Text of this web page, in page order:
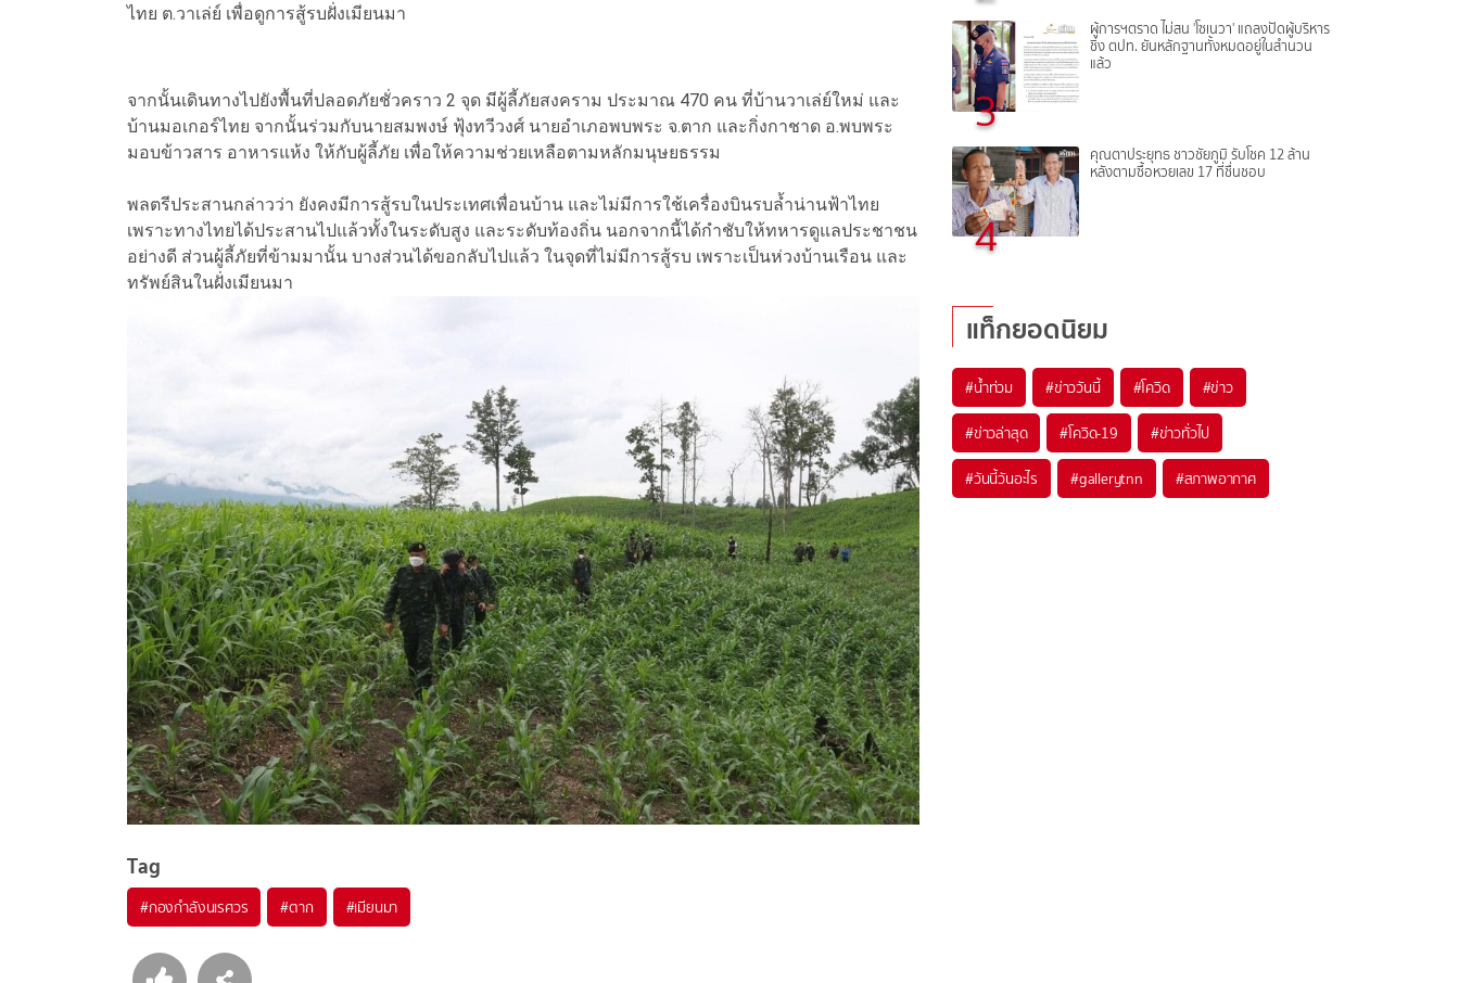
ไทย ต.วาเล่ย์ เพื่อดูการสู้รบฝั่งเมียนมา
จากนั้นเดินทางไปยังพื้นที่ปลอดภัยชั่วคราว 2 จุด มีผู้ลี้ภัยสงคราม ประมาณ 470 คน ที่บ้านวาเล่ย์ใหม่ และ
บ้านมอเกอร์ไทย จากนั้นร่วมกับนายสมพงษ์ ฟุ้งทวีวงศ์ นายอำเภอพบพระ จ.ตาก และกิ่งกาชาด อ.พบพระ
มอบข้าวสาร อาหารแห้ง ให้กับผู้ลี้ภัย เพื่อให้ความช่วยเหลือตามหลักมนุษยธรรม
พลตรีประสานกล่าวว่า ยังคงมีการสู้รบในประเทศเพื่อนบ้าน และไม่มีการใช้เครื่องบินรบล้ำน่านฟ้าไทย
เพราะทางไทยได้ประสานไปแล้วทั้งในระดับสูง และระดับท้องถิ่น นอกจากนี้ได้กำชับให้ทหารดูแลประชาชน
อย่างดี ส่วนผู้ลี้ภัยที่ข้ามมานั้น บางส่วนได้ขอกลับไปแล้ว ในจุดที่ไม่มีการสู้รบ เพราะเป็นห่วงบ้านเรือน และ
ทรัพย์สินในฝั่งเมียนมา
Tag
#กองกำลังนเรศวร #ตาก #เมียนมา
3
ผู้การฯตราด ไม่สน 'โซเนวา' แถลงปัดผู้บริหาร
ชิ่ง ตปท. ยันหลักฐานทั้งหมดอยู่ในสำนวน
แล้ว
4
คุณตาประยุทธ ชาวชัยภูมิ รับโชค 12 ล้าน
หลังตามซื้อหวยเลข 17 ที่ชื่นชอบ
แท็กยอดนิยม
#น้ำท่วม #ข่าววันนี้ #โควิด #ข่าว
#ข่าวล่าสุด #โควิด-19 #ข่าวทั่วไป
#วันนี้วันอะไร #gallerytnn #สภาพอากาศ